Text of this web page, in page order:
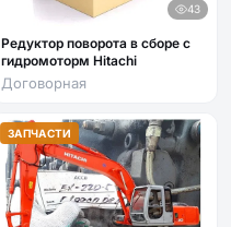
43
Редуктор поворота в сборе с
гидромоторм Hitachi
Договорная
ЗАПЧАСТИ